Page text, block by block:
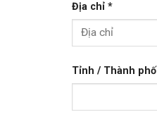
Địa chỉ *
Tỉnh / Thành phố